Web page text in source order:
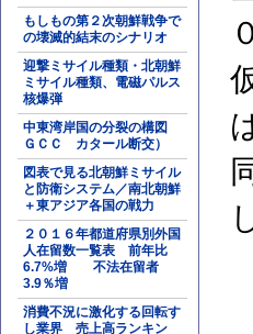
もしもの第２次朝鮮戦争で
の壊滅的結末のシナリオ
迎撃ミサイル種類・北朝鮮
ミサイル種類、電磁パルス
核爆弾
中東湾岸国の分裂の構図
ＧＣＣ カタール断交）
図表で見る北朝鮮ミサイル
と防衛システム／南北朝鮮
＋東アジア各国の戦力
２０１６年都道府県別外国
人在留数一覧表 前年比
6.7%増 不法在留者
3.9％増
消費不況に激化する回転す
し業界 売上高ランキン